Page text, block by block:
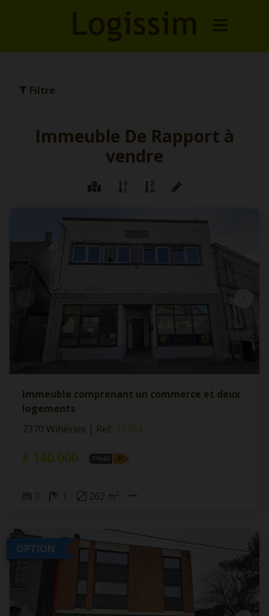
Filtre
Immeuble De Rapport à
vendre
Immeuble comprenant un commerce et deux
logements
7370 Wihéries | Ref: 12704
€ 140.000
3 1 262 m²
OPTION